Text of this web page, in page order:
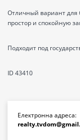
Отличный вариант для
простор и спокойную
Подходит под
ID 43410
Електронна адреса: